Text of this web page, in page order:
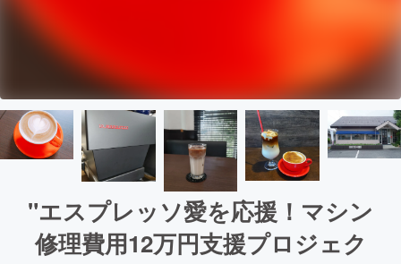
"エスプレッソ愛を応援！マシン
修理費用12万円支援プロジェク